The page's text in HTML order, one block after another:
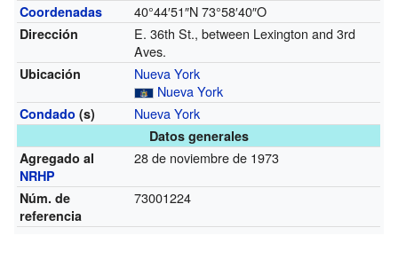
Coordenadas 40°44′51″N73°58′40″O
Dirección
E. 36th St., between Lexington and 3rd
Aves.
Ubicación
Nueva York
Nueva York
Condado (s) Nueva York
Datos generales
Agregado al
NRHP
28 de noviembre de 1973
Núm. de
referencia
73001224